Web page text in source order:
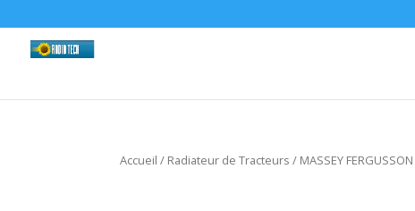
Accueil / Radiateur de Tracteurs / MASSEY FERGUSSON